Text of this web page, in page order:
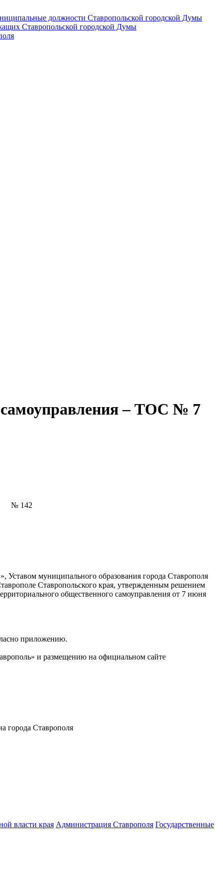
должности Ставропольской городской Думы
Ставропольской городской Думы
самоуправления – ТОС № 7
142
муниципального образования города Ставрополя
Ставропольского края, утвержденным решением
общественного самоуправления от 7 июня
приложению.
и размещению на официальном сайте
города Ставрополя
власти края Администрация Ставрополя Государственные